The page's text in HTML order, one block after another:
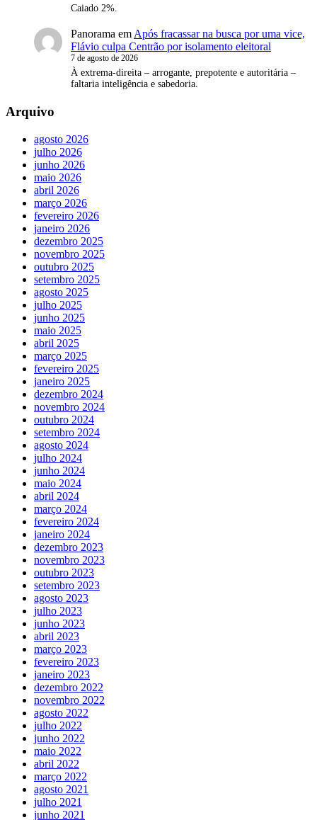
Caiado 2%.
Panorama em Após fracassar na busca por uma vice,
Flávio culpa Centrão por isolamento eleitoral
7 de agosto de 2026
À extrema-direita – arrogante, prepotente e autoritária –
faltaria inteligência e sabedoria.
Arquivo
agosto 2026
julho 2026
junho 2026
maio 2026
abril 2026
março 2026
fevereiro 2026
janeiro 2026
dezembro 2025
novembro 2025
outubro 2025
setembro 2025
agosto 2025
julho 2025
junho 2025
maio 2025
abril 2025
março 2025
fevereiro 2025
janeiro 2025
dezembro 2024
novembro 2024
outubro 2024
setembro 2024
agosto 2024
julho 2024
junho 2024
maio 2024
abril 2024
março 2024
fevereiro 2024
janeiro 2024
dezembro 2023
novembro 2023
outubro 2023
setembro 2023
agosto 2023
julho 2023
junho 2023
abril 2023
março 2023
fevereiro 2023
janeiro 2023
dezembro 2022
novembro 2022
agosto 2022
julho 2022
junho 2022
maio 2022
abril 2022
março 2022
agosto 2021
julho 2021
junho 2021